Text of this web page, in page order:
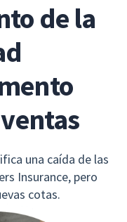
de la
una caída de las
Insurance, pero
cotas.